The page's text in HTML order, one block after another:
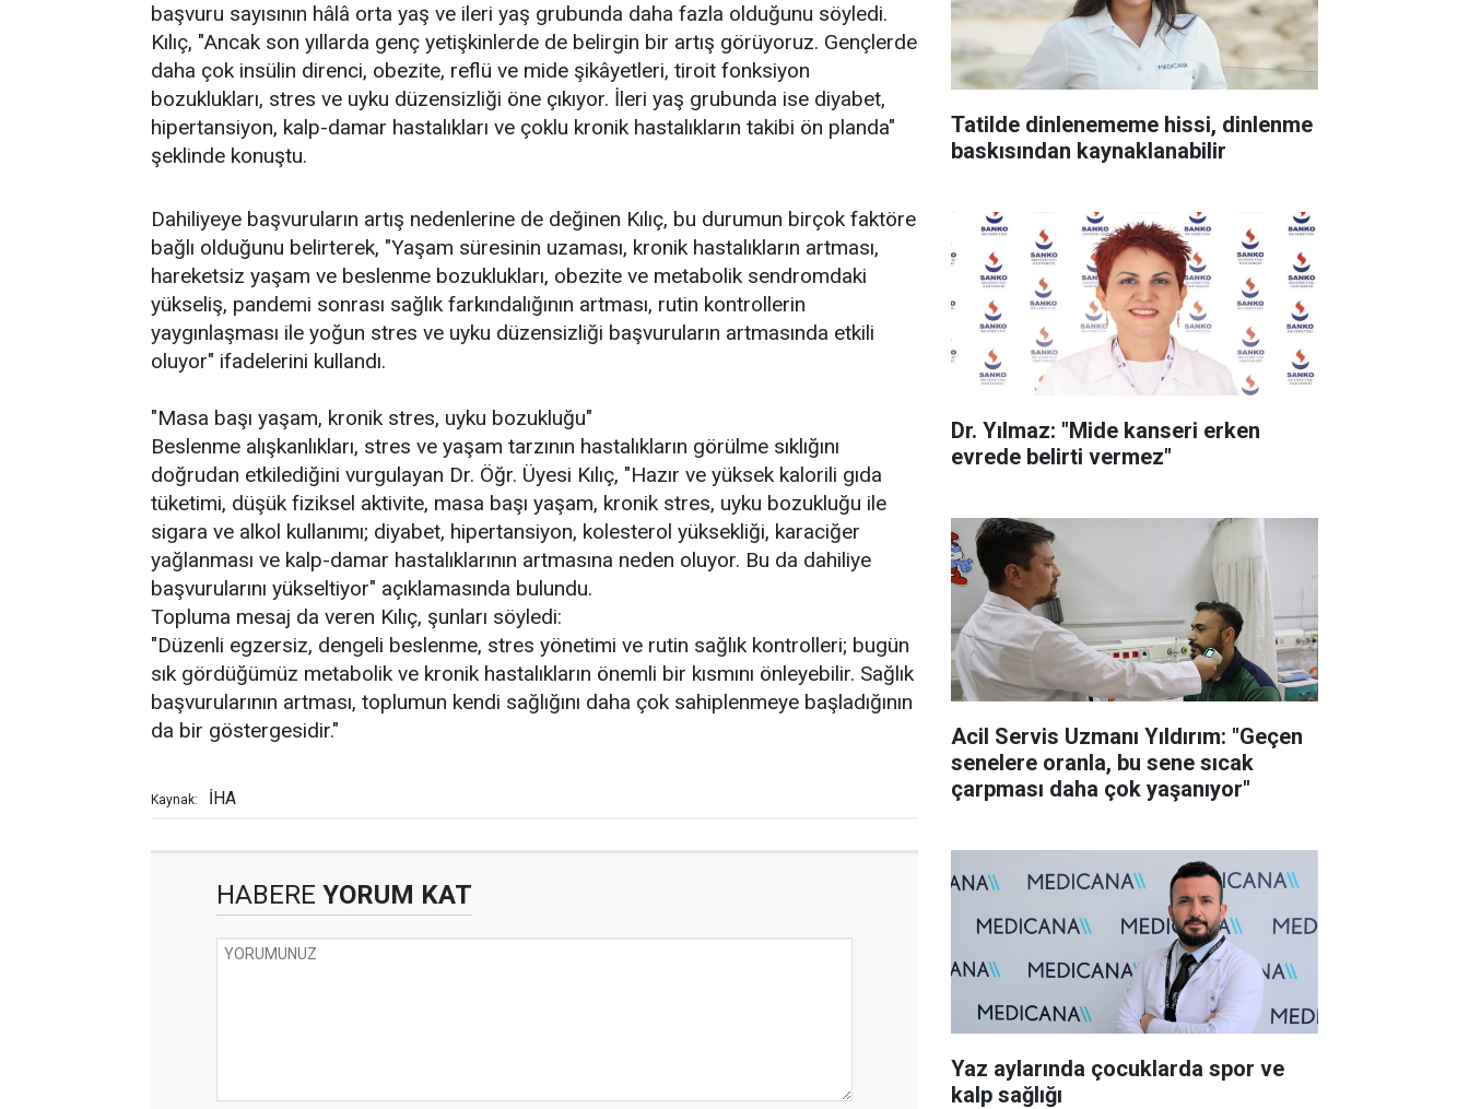
başvuru sayısının hâlâ orta yaş ve ileri yaş grubunda daha fazla olduğunu söyledi.
Kılıç, "Ancak son yıllarda genç yetişkinlerde de belirgin bir artış görüyoruz. Gençlerde
daha çok insülin direnci, obezite, reflü ve mide şikâyetleri, tiroit fonksiyon
bozuklukları, stres ve uyku düzensizliği öne çıkıyor. İleri yaş grubunda ise diyabet,
hipertansiyon, kalp-damar hastalıkları ve çoklu kronik hastalıkların takibi ön planda"
şeklinde konuştu.
Dahiliyeye başvuruların artış nedenlerine de değinen Kılıç, bu durumun birçok faktöre
bağlı olduğunu belirterek, "Yaşam süresinin uzaması, kronik hastalıkların artması,
hareketsiz yaşam ve beslenme bozuklukları, obezite ve metabolik sendromdaki
yükseliş, pandemi sonrası sağlık farkındalığının artması, rutin kontrollerin
yaygınlaşması ile yoğun stres ve uyku düzensizliği başvuruların artmasında etkili
oluyor" ifadelerini kullandı.
"Masa başı yaşam, kronik stres, uyku bozukluğu"
Beslenme alışkanlıkları, stres ve yaşam tarzının hastalıkların görülme sıklığını
doğrudan etkilediğini vurgulayan Dr. Öğr. Üyesi Kılıç, "Hazır ve yüksek kalorili gıda
tüketimi, düşük fiziksel aktivite, masa başı yaşam, kronik stres, uyku bozukluğu ile
sigara ve alkol kullanımı; diyabet, hipertansiyon, kolesterol yüksekliği, karaciğer
yağlanması ve kalp-damar hastalıklarının artmasına neden oluyor. Bu da dahiliye
başvurularını yükseltiyor" açıklamasında bulundu.
Topluma mesaj da veren Kılıç, şunları söyledi:
"Düzenli egzersiz, dengeli beslenme, stres yönetimi ve rutin sağlık kontrolleri; bugün
sık gördüğümüz metabolik ve kronik hastalıkların önemli bir kısmını önleyebilir. Sağlık
başvurularının artması, toplumun kendi sağlığını daha çok sahiplenmeye başladığının
da bir göstergesidir."
Kaynak: İHA
HABERE YORUM KAT
Tatilde dinlenememe hissi, dinlenme
baskısından kaynaklanabilir
Dr. Yılmaz: "Mide kanseri erken
evrede belirti vermez"
Acil Servis Uzmanı Yıldırım: "Geçen
senelere oranla, bu sene sıcak
çarpması daha çok yaşanıyor"
Yaz aylarında çocuklarda spor ve
kalp sağlığı